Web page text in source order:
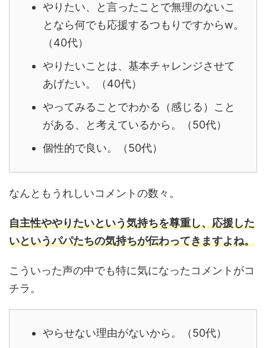
やりたい、と言ったことで無理のないこ
となら何でも応援するつもりですからw。
（40代）
やりたいことは、基本チャレンジさせて
あげたい。（40代）
やってみることでわかる（感じる）こと
がある、と考えているから。（50代）
個性的で良い。（50代）
なんともうれしいコメントの数々。
自主性ややりたいという気持ちを尊重し、応援した
いというパパたちの気持ちが伝わってきますよね。
こういった声の中でも特に気になったコメントがコ
チラ。
やらせない理由がないから。（50代）